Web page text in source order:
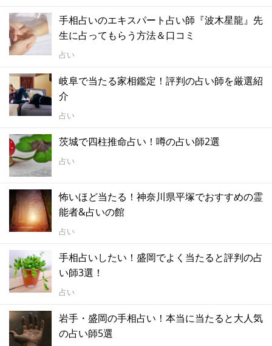
手相占いのエキスパート占い師『波木星龍』先
生に占ってもらう方法＆口コミ
占い
岐阜で当たる家相鑑定！評判の占い師を厳選紹
介
占い
茨城で四柱推命占い！噂の占い師2選
占い
怖いほど当たる！神奈川県平塚でおすすめの霊
能者&占いの館
占い
手相占いしたい！盛岡でよく当たると評判の占
い師3選！
占い
岩手・盛岡の手相占い！本当に当たると大人気
の占い師5選